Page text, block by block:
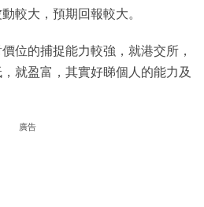
較大，預期回報較大。
位的捕捉能力較強，就港交所，
就盈富，其實好睇個人的能力及
廣告